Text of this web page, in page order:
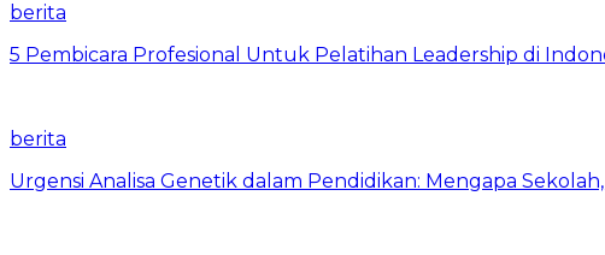
berita
5 Pembicara Profesional Untuk Pelatihan Leadership di
berita
Urgensi Analisa Genetik dalam Pendidikan: Mengapa